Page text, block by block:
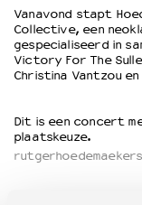
Vanavond stapt
Collective, een
gespecialiseerd in
Victory For The
Christina Vantzou en
Dit is een concert
plaatskeuze.